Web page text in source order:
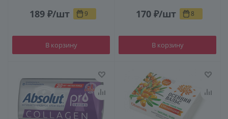
189 ₽/шт 9
В корзину
170 ₽/шт 8
В корзину